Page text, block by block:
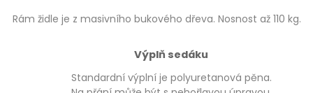
Rám židle je z masivního bukového dřeva. Nosnost až 110 kg.
Výplň sedáku
Standardní výplní je polyuretanová pěna.